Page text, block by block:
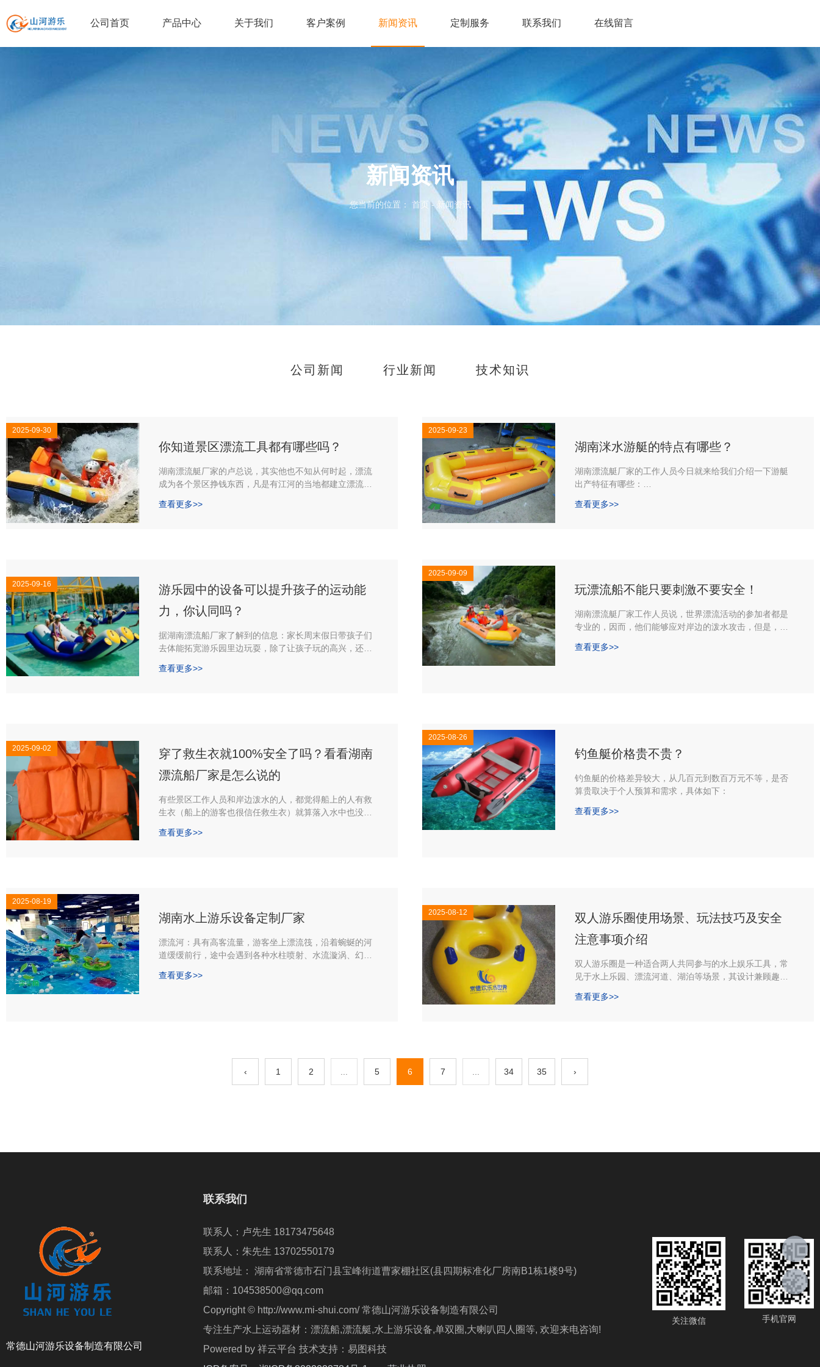
公司首页 产品中心 关于我们 客户案例 新闻资讯 定制服务 联系我们 在线留言
新闻资讯
您当前的位置： 首页- 新闻资讯
公司新闻 行业新闻 技术知识
2025-09-30
你知道景区漂流工具都有哪些吗？
湖南漂流艇厂家的卢总说，其实他也不知从何时起，漂流
成为各个景区挣钱东西，凡是有江河的当地都建立漂流，
跳来激励游客当一名勇敢者。
查看更多>>
2025-09-23
湖南洣水游艇的特点有哪些？
湖南漂流艇厂家的工作人员今日就来给我们介绍一下游艇
出产特征有哪些：
是顾客身份、位置的一种标志，因而对规划要求很高。许
查看更多>>
2025-09-16
游乐园中的设备可以提升孩子的运动能
力，你认同吗？
据湖南漂流船厂家了解到的信息：家长周末假日带孩子们
去体能拓宽游乐园里边玩耍，除了让孩子玩的高兴，还期
来提高孩子的运动才能。
查看更多>>
2025-09-09
玩漂流船不能只要刺激不要安全！
湖南漂流艇厂家工作人员说，世界漂流活动的参加者都是
专业的，因而，他们能够应对岸边的泼水攻击，但是，平
流，下水都有些心虚，况且被人泼水。
查看更多>>
2025-09-02
穿了救生衣就100%安全了吗？看看湖南
漂流船厂家是怎么说的
有些景区工作人员和岸边泼水的人，都觉得船上的人有救
生衣（船上的游客也很信任救生衣）就算落入水中也没有
可湖南漂流船厂家洣水游艇的工作人员说，他们不知道，
查看更多>>
2025-08-26
钓鱼艇价格贵不贵？
钓鱼艇的价格差异较大，从几百元到数百万元不等，是否
算贵取决于个人预算和需求，具体如下：
查看更多>>
2025-08-19
湖南水上游乐设备定制厂家
漂流河：具有高客流量，游客坐上漂流筏，沿着蜿蜒的河
道缓缓前行，途中会遇到各种水柱喷射、水流漩涡、幻影
查看更多>>
2025-08-12
双人游乐圈使用场景、玩法技巧及安全
注意事项介绍
双人游乐圈是一种适合两人共同参与的水上娱乐工具，常
见于水上乐园、漂流河道、湖泊等场景，其设计兼顾趣味
下从结构特点、使用场景、玩法技巧及安全注意事项等方
查看更多>>
‹ 1 2 5 6 7 34 35 ›
常德山河游乐设备制造有限公司
联系我们
联系人：卢先生 18173475648
联系人：朱先生 13702550179
联系地址： 湖南省常德市石门县宝峰街道曹家棚社区(县四期标准化厂房南B1栋1楼9号)
邮箱：104538500@qq.com
Copyright © http://www.mi-shui.com/ 常德山河游乐设备制造有限公司
专注生产水上运动器材：漂流船,漂流艇,水上游乐设备,单双圈,大喇叭四人圈等, 欢迎来电咨询!
Powered by 祥云平台 技术支持：易图科技
关注微信 手机官网